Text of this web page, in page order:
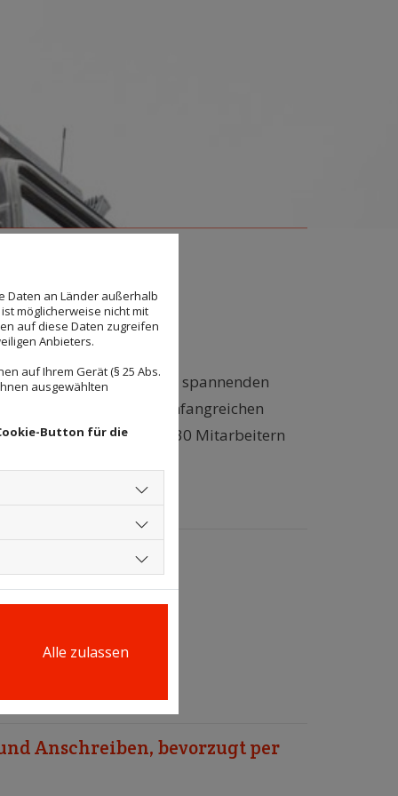
Arbeitsplatz mit spannenden
Weiterbildungen und umfangreichen
Team von rund 30 Mitarbeitern
Anschreiben, bevorzugt per
Daten an Länder außerhalb
möglicherweise nicht mit
auf diese Daten zugreifen
Anbieters.
auf Ihrem Gerät (§ 25 Abs.
ausgewählten
Button für die
Alle zulassen